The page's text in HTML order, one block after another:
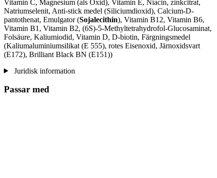
Vitamin C, Magnesium (als Oxid), Vitamin E, Niacin, zinkcitrat,
Natriumselenit, Anti-stick medel (Siliciumdioxid), Calcium-D-
pantothenat, Emulgator (Sojalecithin), Vitamin B12, Vitamin B6,
Vitamin B1, Vitamin B2, (6S)-5-Methyltetrahydrofol-Glucosaminat,
Folsäure, Kaliumiodid, Vitamin D, D-biotin, Färgningsmedel
(Kaliumaluminiumsilikat (E 555), rotes Eisenoxid, Järnoxidsvart
(E172), Brilliant Black BN (E151))
Juridisk information
Passar med